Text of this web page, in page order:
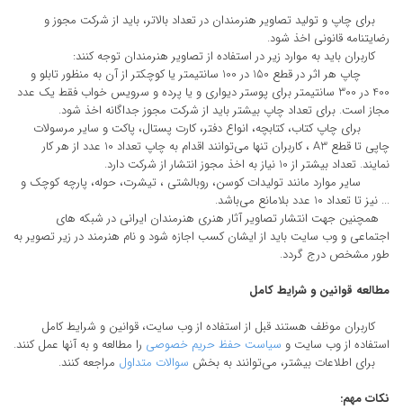
برای چاپ و تولید تصاویر هنرمندان در تعداد بالاتر، باید از شرکت مجوز و
رضایتنامه قانونی اخذ شود.
کاربران باید به موارد زیر در استفاده از تصاویر هنرمندان توجه کنند:
چاپ هر اثر در قطع 150 در 100 سانتیمتر یا کوچکتر از آن به منظور تابلو و
400 در 300 سانتیمتر برای پوستر دیواری و یا پرده و سرویس خواب فقط یک عدد
مجاز است. برای تعداد چاپ بیشتر باید از شرکت مجوز جداگانه اخذ شود.
برای چاپ کتاب، کتابچه، انواع دفتر، کارت پستال، پاکت و سایر مرسولات
چاپی تا قطع A3 ، کاربران تنها می‌توانند اقدام به چاپ تعداد 10 عدد از هر کار
نمایند. تعداد بیشتر از 10 نیاز به اخذ مجوز انتشار از شرکت دارد.
سایر موارد مانند تولیدات کوسن، روبالشتی ، تیشرت، حوله، پارچه کوچک و
... نیز تا تعداد 10 عدد بلامانع می‌باشد.
همچنین جهت انتشار تصاویر آثار هنری هنرمندان ایرانی در شبکه های
اجتماعی و وب سایت باید از ایشان کسب اجازه شود و نام هنرمند در زیر تصویر به
طور مشخص درج گردد.
مطالعه قوانین و شرایط کامل
کاربران موظف هستند قبل از استفاده از وب سایت، قوانین و شرایط کامل
استفاده از وب سایت و سیاست حفظ حریم خصوصی را مطالعه و به آنها عمل کنند.
برای اطلاعات بیشتر، می‌توانند به بخش سوالات متداول مراجعه کنند.
نکات مهم: